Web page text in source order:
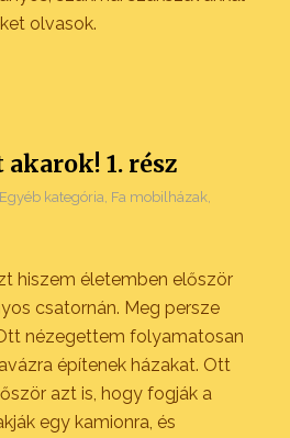
olvasok.
1. rész
Egyéb kategória, Fa mobilházak,
hiszem életemben először
csatornán. Meg persze
nézegettem folyamatosan
építenek házakat. Ott
azt is, hogy fogják a
egy kamionra, és